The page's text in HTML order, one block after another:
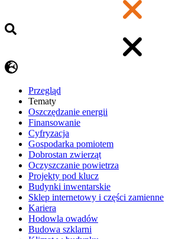
Przegląd
Tematy
​Oszczędzanie energii
Finansowanie
Cyfryzacja
Gospodarka pomiotem
Dobrostan zwierząt
Oczyszczanie powietrza
Projekty pod klucz
Budynki inwentarskie
Sklep internetowy i części zamienne
Kariera
Hodowla owadów
Budowa szklarni